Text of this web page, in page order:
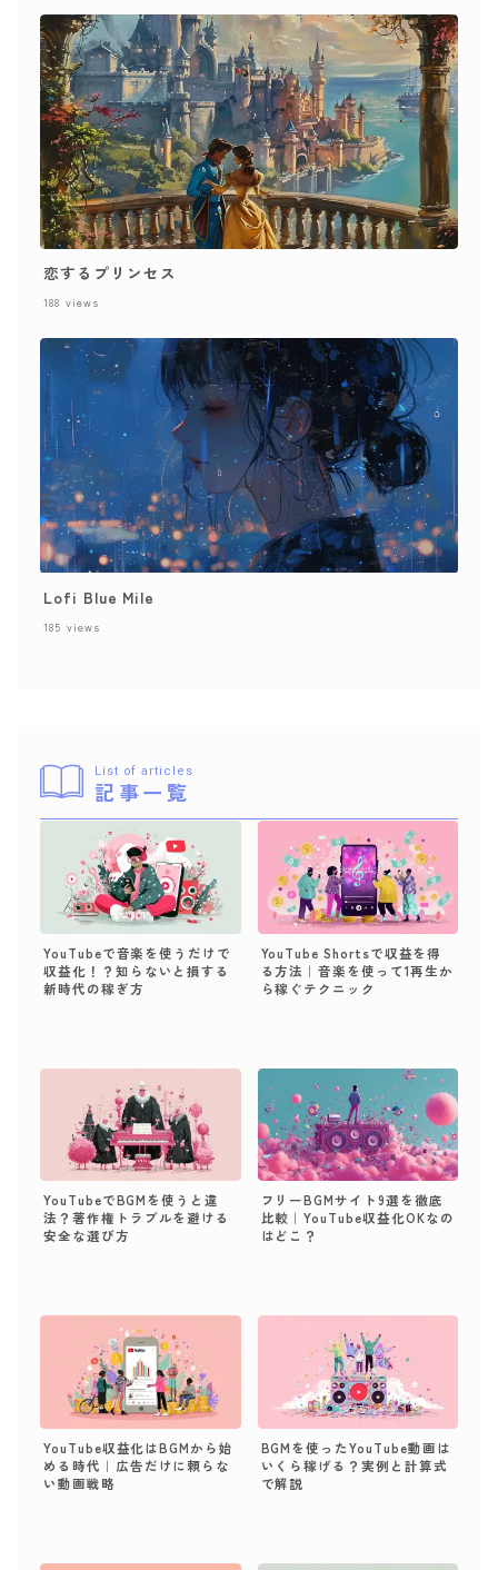
恋するプリンセス
188 views
Lofi Blue Mile
185 views
List of articles
記事一覧
YouTubeで音楽を使うだけで
収益化！？知らないと損する
新時代の稼ぎ方
YouTube Shortsで収益を得
る方法｜音楽を使って1再生か
ら稼ぐテクニック
YouTubeでBGMを使うと違
法？著作権トラブルを避ける
安全な選び方
フリーBGMサイト9選を徹底
比較｜YouTube収益化OKなの
はどこ？
YouTube収益化はBGMから始
める時代｜広告だけに頼らな
い動画戦略
BGMを使ったYouTube動画は
いくら稼げる？実例と計算式
で解説